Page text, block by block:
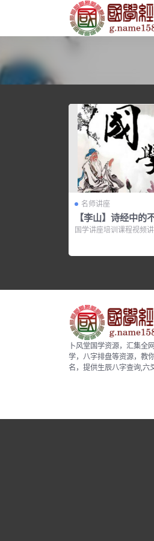
名师讲座
【李山】诗经中的
国学讲座培训课程视频
卜风堂国学资源，汇集全
学，八字排盘等资源，教
名，提供生辰八字查询,六